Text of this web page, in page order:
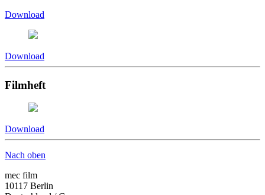
Download
Download
Filmheft
Download
Nach oben
mec film
10117 Berlin